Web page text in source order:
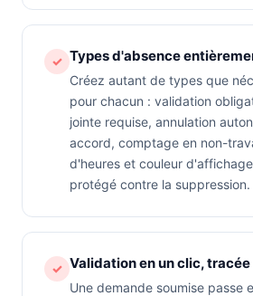
✓ Types d'absence
Créez autant de types que
pour chacun : validation
jointe requise, annulation
accord, comptage en non-
d'heures et couleur
protégé contre la suppression.
✓ Validation en un clic,
Une demande soumise passe